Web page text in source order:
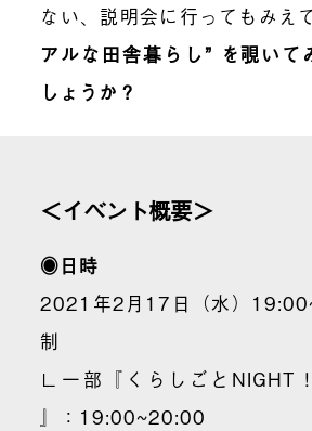
ない、説明会に行ってもみえ
アルな田舎暮らし” を覗いて
しょうか？
＜イベント概要＞
◉日時
2021年2月17日（水）
制
∟一部『くらしごとNIGHT
』：19:00~20:00